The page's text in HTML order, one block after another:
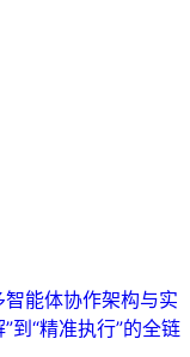
能体协作架构与实
到“精准执行”的全链